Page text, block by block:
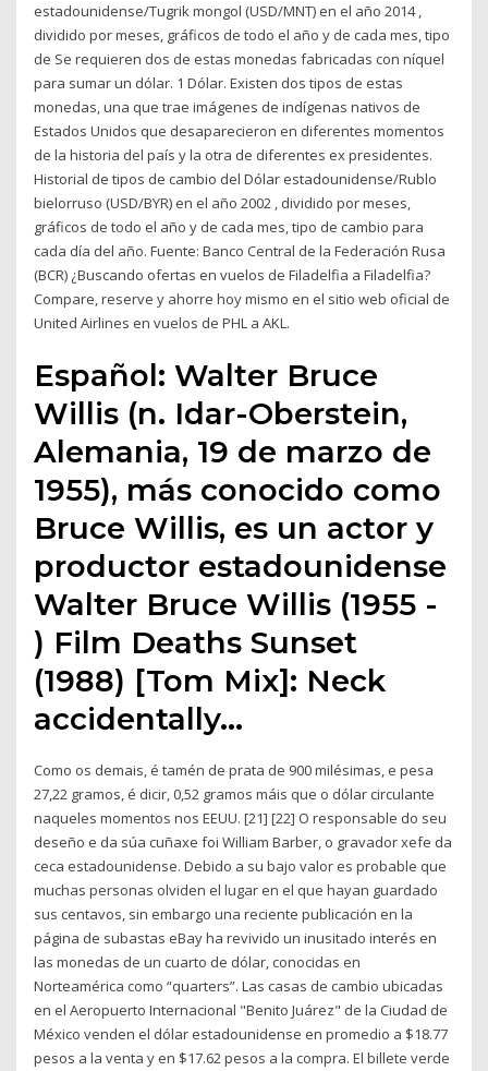
estadounidense/Tugrik mongol (USD/MNT) en el año 2014 ,
dividido por meses, gráficos de todo el año y de cada mes, tipo
de Se requieren dos de estas monedas fabricadas con níquel
para sumar un dólar. 1 Dólar. Existen dos tipos de estas
monedas, una que trae imágenes de indígenas nativos de
Estados Unidos que desaparecieron en diferentes momentos
de la historia del país y la otra de diferentes ex presidentes.
Historial de tipos de cambio del Dólar estadounidense/Rublo
bielorruso (USD/BYR) en el año 2002 , dividido por meses,
gráficos de todo el año y de cada mes, tipo de cambio para
cada día del año. Fuente: Banco Central de la Federación Rusa
(BCR) ¿Buscando ofertas en vuelos de Filadelfia a Filadelfia?
Compare, reserve y ahorre hoy mismo en el sitio web oficial de
United Airlines en vuelos de PHL a AKL.
Español: Walter Bruce
Willis (n. Idar-Oberstein,
Alemania, 19 de marzo de
1955), más conocido como
Bruce Willis, es un actor y
productor estadounidense
Walter Bruce Willis (1955 -
) Film Deaths Sunset
(1988) [Tom Mix]: Neck
accidentally…
Como os demais, é tamén de prata de 900 milésimas, e pesa
27,22 gramos, é dicir, 0,52 gramos máis que o dólar circulante
naqueles momentos nos EEUU. [21] [22] O responsable do seu
deseño e da súa cuñaxe foi William Barber, o gravador xefe da
ceca estadounidense. Debido a su bajo valor es probable que
muchas personas olviden el lugar en el que hayan guardado
sus centavos, sin embargo una reciente publicación en la
página de subastas eBay ha revivido un inusitado interés en
las monedas de un cuarto de dólar, conocidas en
Norteamérica como “quarters”. Las casas de cambio ubicadas
en el Aeropuerto Internacional "Benito Juárez" de la Ciudad de
México venden el dólar estadounidense en promedio a $18.77
pesos a la venta y en $17.62 pesos a la compra. El billete verde